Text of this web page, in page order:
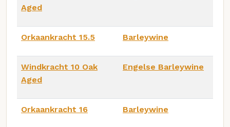
Aged
Orkaankracht 15.5 Barleywine
Windkracht 10 Oak
Aged
Engelse Barleywine
Orkaankracht 16 Barleywine